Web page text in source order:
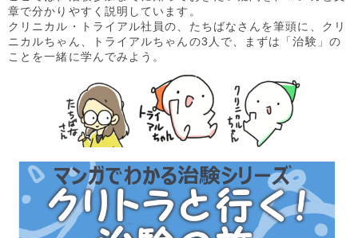
章で分かりやすく説明しています。
クリニカル・トライアル社員の、たちばなさんを筆頭に、クリ
ニカルちゃん、トライアルちゃんの3人で、まずは「治験」の
ことを一緒に学んでみよう。